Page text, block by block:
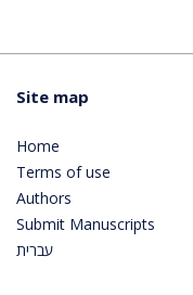
Site map
Home
Terms of use
Authors
Submit Manuscripts
עברית